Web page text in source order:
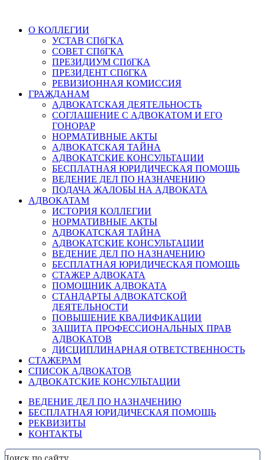
О КОЛЛЕГИИ
УСТАВ СПбГКА
СОВЕТ СПбГКА
ПРЕЗИДИУМ СПбГКА
ПРЕЗИДЕНТ СПбГКА
РЕВИЗИОННАЯ КОМИССИЯ
ГРАЖДАНАМ
АДВОКАТСКАЯ ДЕЯТЕЛЬНОСТЬ
СОГЛАШЕНИЕ С АДВОКАТОМ И ЕГО
ГОНОРАР
НОРМАТИВНЫЕ АКТЫ
АДВОКАТСКАЯ ТАЙНА
АДВОКАТСКИЕ КОНСУЛЬТАЦИИ
БЕСПЛАТНАЯ ЮРИДИЧЕСКАЯ ПОМОЩЬ
ВЕДЕНИЕ ДЕЛ ПО НАЗНАЧЕНИЮ
ПОДАЧА ЖАЛОБЫ НА АДВОКАТА
АДВОКАТАМ
ИСТОРИЯ КОЛЛЕГИИ
НОРМАТИВНЫЕ АКТЫ
АДВОКАТСКАЯ ТАЙНА
АДВОКАТСКИЕ КОНСУЛЬТАЦИИ
ВЕДЕНИЕ ДЕЛ ПО НАЗНАЧЕНИЮ
БЕСПЛАТНАЯ ЮРИДИЧЕСКАЯ ПОМОЩЬ
СТАЖЕР АДВОКАТА
ПОМОЩНИК АДВОКАТА
СТАНДАРТЫ АДВОКАТСКОЙ
ДЕЯТЕЛЬНОСТИ
ПОВЫШЕНИЕ КВАЛИФИКАЦИИ
ЗАЩИТА ПРОФЕССИОНАЛЬНЫХ ПРАВ
АДВОКАТОВ
ДИСЦИПЛИНАРНАЯ ОТВЕТСТВЕННОСТЬ
СТАЖЕРАМ
СПИСОК АДВОКАТОВ
АДВОКАТСКИЕ КОНСУЛЬТАЦИИ
ВЕДЕНИЕ ДЕЛ ПО НАЗНАЧЕНИЮ
БЕСПЛАТНАЯ ЮРИДИЧЕСКАЯ ПОМОЩЬ
РЕКВИЗИТЫ
КОНТАКТЫ